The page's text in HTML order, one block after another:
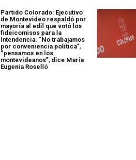
Partido Colorado: Ejecutivo
de Montevideo respaldó por
mayoría al edil que votó los
fideicomisos para la
Intendencia. “No trabajamos
por conveniencia política”,
“pensamos en los
montevideanos”, dice María
Eugenia Roselló